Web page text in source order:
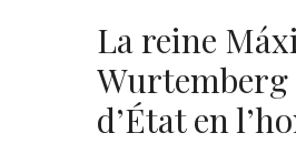
La reine
Wurtemberg
d’État en